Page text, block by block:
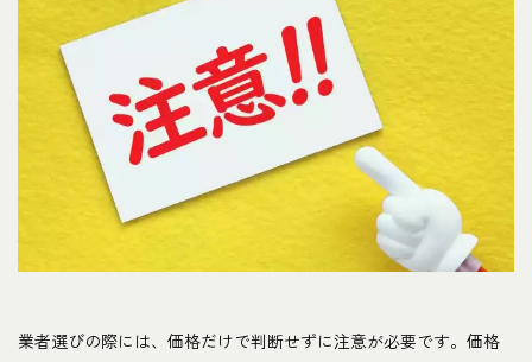
業者選びの際には、価格だけで判断せずに注意が必要です。価格